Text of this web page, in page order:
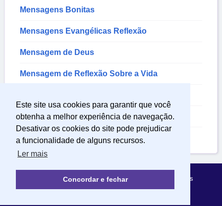
Este site usa cookies para garantir que você
obtenha a melhor experiência de navegação.
Desativar os cookies do site pode prejudicar
a funcionalidade de alguns recursos.
Ler mais
Concordar e fechar
Mensagens Bonitas
Mensagens Evangélicas Reflexão
Mensagem de Deus
Mensagem de Reflexão Sobre a Vida
Mensagem de Sentimentos
Mensagem Sobre a Vida
Política de Privacidade Sobre Mensagens Mágicas